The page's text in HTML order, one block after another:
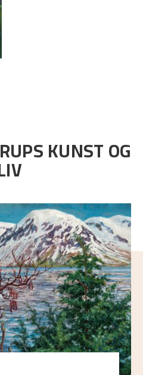
KUNST OG